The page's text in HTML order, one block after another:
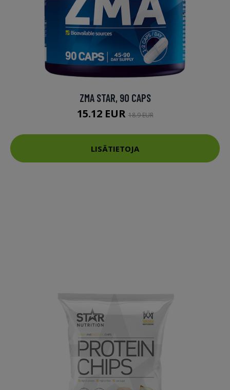
ZMA STAR, 90 CAPS
15.12 EUR18.9 EUR
LISÄTIETOJA